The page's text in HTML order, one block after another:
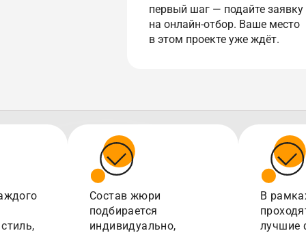
первый шаг — подайте заявку
на онлайн-отбор. Ваше место
в этом проекте уже ждёт.
Состав жюри
подбирается
индивидуально,
В
лучшие